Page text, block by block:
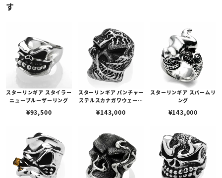
す
スターリンギア スタイラー
ニューブルーザーリング
¥93,500
スターリンギア パンチャー
ステルスカナガワウェーブ
¥143,000
スターリンギア スパームリ
ング
¥143,000